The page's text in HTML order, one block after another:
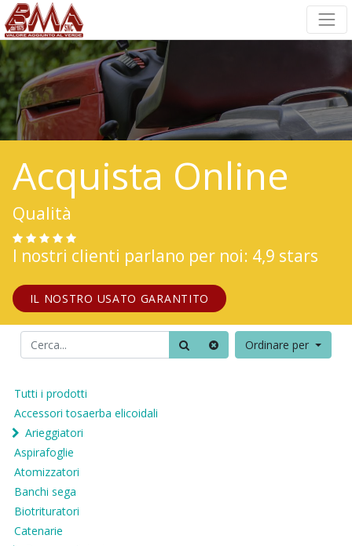
Acquista Online
Qualità
I nostri clienti parlano per noi: 4,9 stars
IL NOSTRO USATO GARANTITO
Ordinare per
Tutti i prodotti
Accessori tosaerba elicoidali
Arieggiatori
Aspirafoglie
Atomizzatori
Banchi sega
Biotrituratori
Catenarie